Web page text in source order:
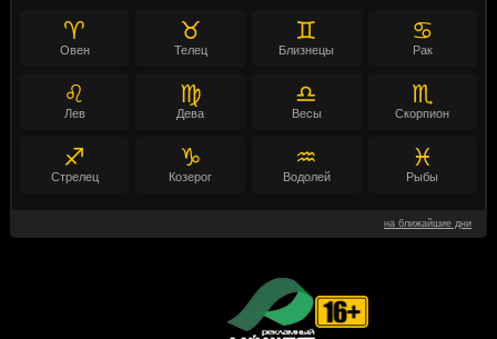
♈
Овен
♉
Телец
♊
Близнецы
♋
Рак
♌
Лев
♍
Дева
♎
Весы
♏
Скорпион
♐
Стрелец
♑
Козерог
♒
Водолей
♓
Рыбы
на ближайшие дни